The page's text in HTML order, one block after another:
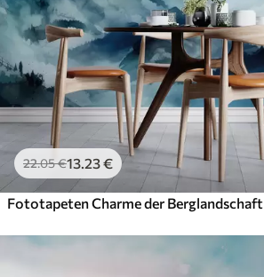
22.05€13.23€
Fototapeten Charme der Berglandschaft